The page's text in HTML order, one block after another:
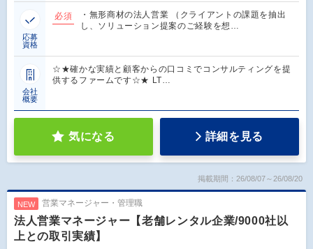
応募
資格
必須
・無形商材の法人営業 （クライアントの課題を抽出
し、ソリューション提案のご経験を想…
会社
概要
☆★確かな実績と顧客からの口コミでコンサルティングを提
供するファームです☆★ LT…
気になる 詳細を見る
掲載期間：26/08/07～26/08/20
NEW 営業マネージャー・管理職
法人営業マネージャー【老舗レンタル企業/9000社以
上との取引実績】